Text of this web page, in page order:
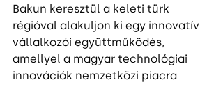
Bakun keresztül a keleti türk
régióval alakuljon ki egy innovatív
vállalkozói együttműködés,
amellyel a magyar technológiai
innovációk nemzetközi piacra